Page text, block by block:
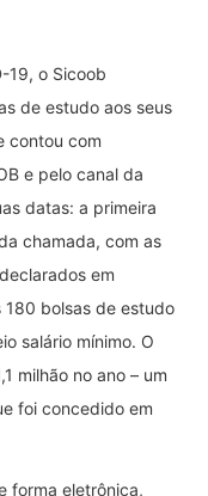
19, o Sicoob
de estudo aos seus
contou com
e pelo canal da
datas: a primeira
chamada, com as
em
180 bolsas de estudo
salário mínimo. O
milhão no ano – um
foi concedido em
forma eletrônica,